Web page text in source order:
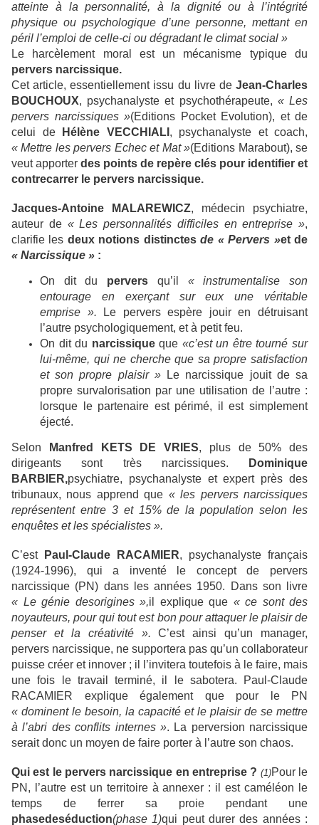
atteinte à la personnalité, à la dignité ou à l’intégrité
physique ou psychologique d’une personne, mettant en
péril l’emploi de celle-ci ou dégradant le climat social »
Le harcèlement moral est un mécanisme typique du
pervers narcissique.
Cet article, essentiellement issu du livre de Jean-Charles
BOUCHOUX, psychanalyste et psychothérapeute, « Les
pervers narcissiques »(Editions Pocket Evolution), et de
celui de
Hélène VECCHIALI , psychanalyste et coach,
« Mettre les pervers Echec et Mat »(Editions Marabout), se
veut apporter des points de repère clés pour identifier et
contrecarrer le pervers narcissique.
Jacques-Antoine MALAREWICZ, médecin psychiatre,
auteur de « Les personnalités difficiles en entreprise »,
clarifie les deux notions distinctes de « Pervers »et de
« Narcissique » :
On dit du pervers qu’il
« instrumentalise son
entourage en exerçant sur eux une véritable
emprise ».
Le pervers espère jouir en détruisant
l’autre psychologiquement, et à petit feu.
On dit du narcissiqueque «c’est un être tourné sur
lui-même, qui ne cherche que sa propre satisfaction
et son propre plaisir »
Le narcissique jouit de sa
propre survalorisation par une utilisation de l’autre :
lorsque le partenaire est périmé, il est simplement
éjecté.
Selon Manfred KETS DE VRIES, plus de 50% des
dirigeants sont très narcissiques.
Dominique
BARBIER,psychiatre, psychanalyste et expert près des
tribunaux, nous apprend que « les pervers narcissiques
représentent entre 3 et 15% de la population selon les
enquêtes et les spécialistes ».
C’est Paul-Claude RACAMIER, psychanalyste français
(1924-1996), qui a inventé le concept de pervers
narcissique (PN) dans les années 1950. Dans son livre
« Le génie desorigines »,il explique que « ce sont des
noyauteurs, pour qui tout est bon pour attaquer le plaisir de
penser et la créativité ».
C’est ainsi qu’un manager,
pervers narcissique, ne supportera pas qu’un collaborateur
puisse créer et innover ; il l’invitera toutefois à le faire, mais
une fois le travail terminé, il le sabotera. Paul-Claude
RACAMIER explique également que pour le PN
« dominent le besoin, la capacité et le plaisir de se mettre
à l’abri des conflits internes ». La perversion narcissique
serait donc un moyen de faire porter à l’autre son chaos.
Qui est le pervers narcissique en entreprise ? (1)Pour le
PN, l’autre est un territoire à annexer : il est caméléon le
temps de ferrer sa proie pendant une
phasedeséduction(phase 1)qui peut durer des années :